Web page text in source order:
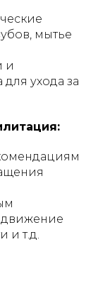
мытье
и
ухода за
движение
и т.д.